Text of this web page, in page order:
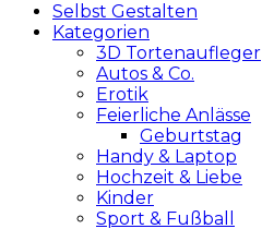
Selbst Gestalten
Kategorien
3D Tortenaufleger
Autos & Co.
Erotik
Feierliche Anlässe
Geburtstag
Handy & Laptop
Hochzeit & Liebe
Kinder
Sport & Fußball